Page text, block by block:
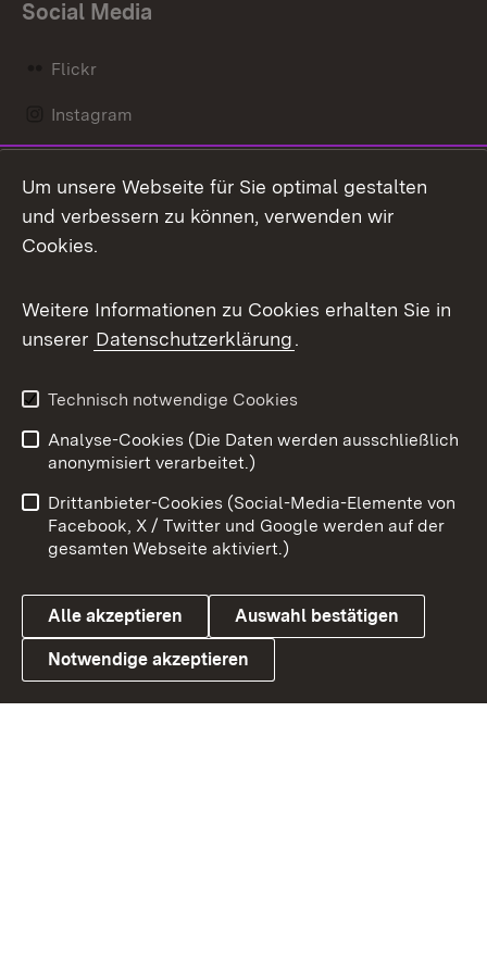
Social Media
Flickr
Instagram
Mastodon
Messenger
Social Wall
X / Twitter
Youtube
Link zum Landesportal
Benutzungshinweise
Barrierefreiheit
Datenschutz
Cookies
Um unsere Webseite für Sie optimal gestalten
und verbessern zu können, verwenden wir
Cookies.
Weitere Informationen zu Cookies erhalten Sie in
unserer Datenschutzerklärung.
Technisch notwendige Cookies
Analyse-Cookies (Die Daten werden ausschließlich
anonymisiert verarbeitet.)
Drittanbieter-Cookies (Social-Media-Elemente von
Facebook, X / Twitter und Google werden auf der
gesamten Webseite aktiviert.)
Alle akzeptieren Auswahl bestätigen
Notwendige akzeptieren